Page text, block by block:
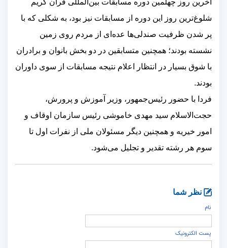
آخرین روز چهلمین دوره مسابقات بین‌المللی قرآن کریم
شلوغ‌ترین روز این دوره از مسابقات نیز بود، به شکلی که با
پر شدن ظرفیت صندلی‌ها عده‌ای از مردم روی زمین
نشسته بودند؛ همچنین متسابقین در دو بخش بانوان و برادران
با شوق بسیار در انتظار اعلام نتیجه مسابقات از سوی داوران
بودند.
فردا با حضور رئیس‌جمهور، وزیر آموزش و پرورش،
حجت‌الاسلام سید مهدی خاموشی رئیس سازمان اوقاف و
امور خیریه و همچنین دیگر مسئولان ملی از نفرات اول تا
سوم هر رشته تقدیر و تجلیل می‌شود.
نظر شما
نام
پست الكترونيک